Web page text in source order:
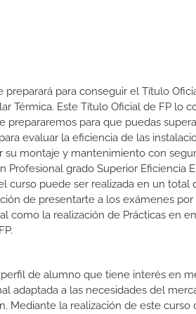
preparará para conseguir el Título
Térmica. Este Título Oficial de FP lo
para que puedas
evaluar la eficiencia de las
montaje y mantenimiento con
grado Superior Eficiencia
curso puede ser realizada en un total
de presentarte a los exámenes
la realización de Prácticas en
de alumno que tiene interés en
adaptada a las necesidades del
la realización de este curso